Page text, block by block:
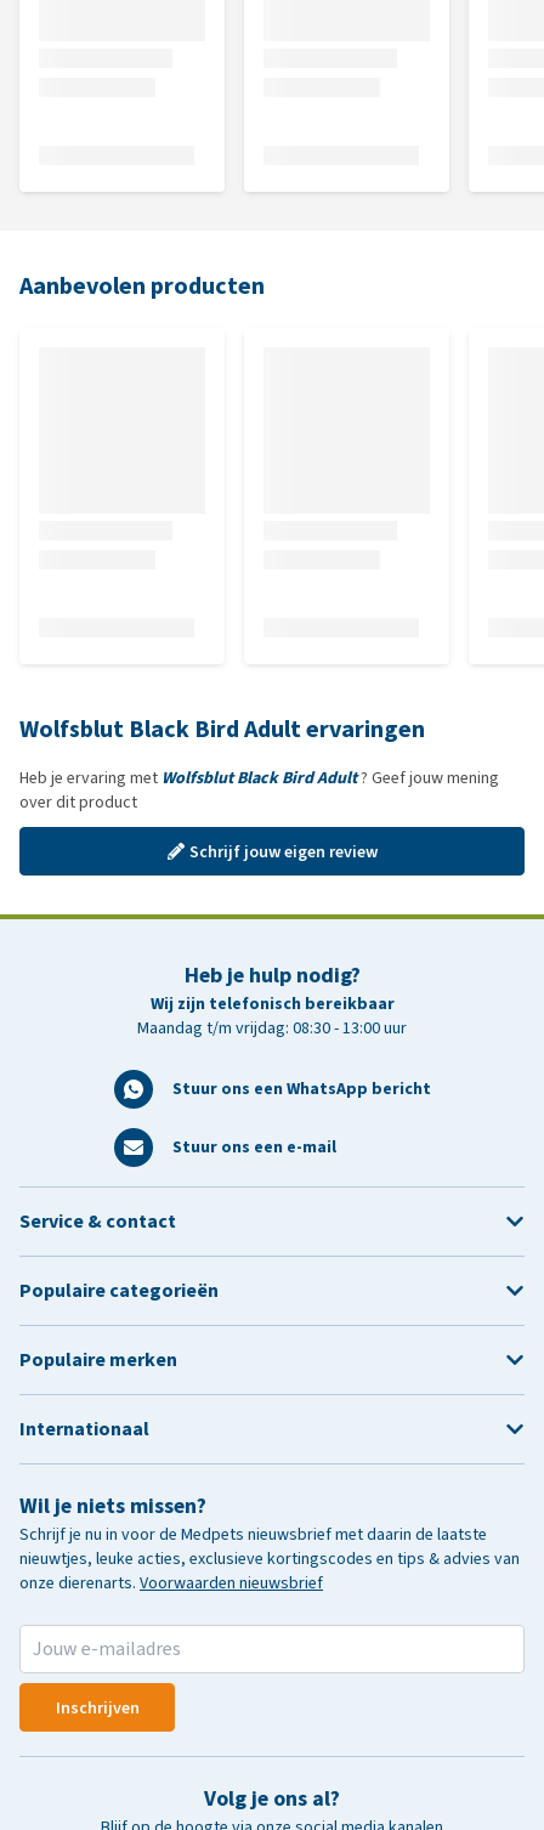
Aanbevolen producten
Wolfsblut Black Bird Adult ervaringen
Heb je ervaring met Wolfsblut Black Bird Adult? Geef jouw mening
over dit product
Schrijf jouw eigen review
Heb je hulp nodig?
Wij zijn telefonisch bereikbaar
Maandag t/m vrijdag: 08:30 - 13:00 uur
Stuur ons een WhatsApp bericht
Stuur ons een e-mail
Wil je niets missen?
Schrijf je nu in voor de Medpets nieuwsbrief met daarin de laatste
nieuwtjes, leuke acties, exclusieve kortingscodes en tips & advies van
onze dierenarts. Voorwaarden nieuwsbrief
Inschrijven
Volg je ons al?
Service & contact
Populaire categorieën
Populaire merken
Internationaal